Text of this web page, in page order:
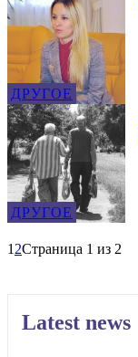
ДРУГОЕ
ДРУГОЕ
1 2Страница 1 из 2
Latest news